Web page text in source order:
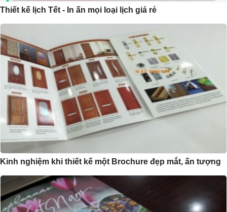
Thiết kế lịch Tết - In ấn mọi loại lịch giá rẻ
Kinh nghiệm khi thiết kế một Brochure đẹp mắt, ấn tượng